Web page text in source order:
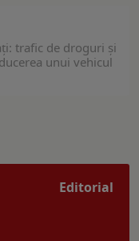
trafic de droguri şi
unui vehicul
Editorial